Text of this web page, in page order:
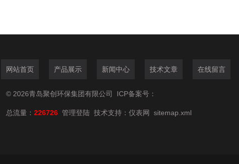
网站首页 产品展示 新闻中心 技术文章 在线留言
© 2026青岛聚创环保集团有限公司 ICP备案号：
总流量： 226726 管理登陆 技术支持： 仪表网 sitemap.xml